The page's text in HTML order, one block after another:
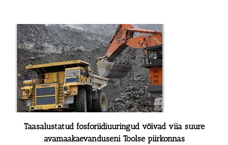
Taasalustatud fosforiidiuuringud võivad viia suure
avamaakaevanduseni Toolse piirkonnas